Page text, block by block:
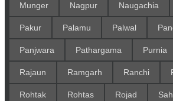
Munger Nagpur Naugachia
Pakur Palamu Palwal
Panjwara Pathargama Purnia
Rajaun Ramgarh Ranchi
Rohtak Rohtas Rojad